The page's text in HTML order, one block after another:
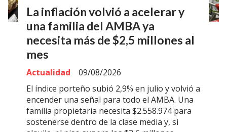
La inflación volvió a acelerar y
una familia del AMBA ya
necesita más de $2,5 millones al
mes
Actualidad
09/08/2026
El índice porteño subió 2,9% en julio y volvió a
encender una señal para todo el AMBA. Una
familia propietaria necesita $2.558.974 para
sostenerse dentro de la clase media y, si